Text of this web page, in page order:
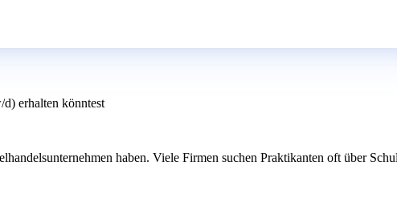
erhalten könntest
haben. Viele Firmen suchen Praktikanten oft über